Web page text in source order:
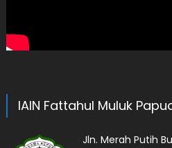
IAIN Fattahul Muluk
Jln. Merah Putih